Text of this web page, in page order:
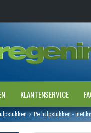
KLANTENSERVICE
Pe hulpstukken - met